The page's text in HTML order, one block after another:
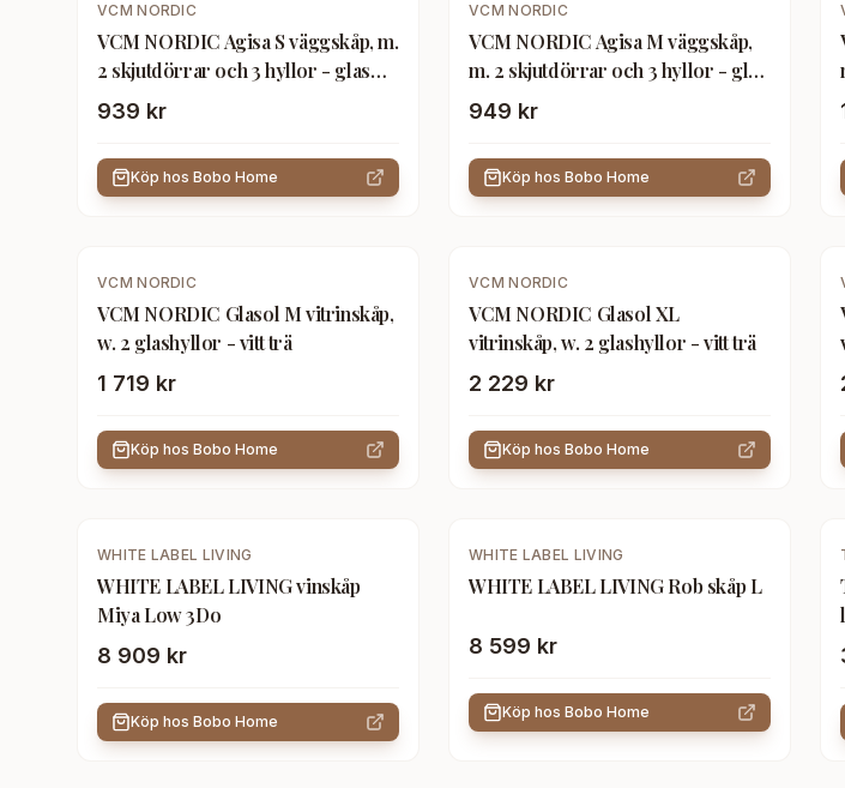
VCM NORDIC
VCM NORDIC Agisa S väggskåp, m.
2 skjutdörrar och 3 hyllor - glas
och vitt trä
939 kr
Köp hos Bobo Home
VCM NORDIC
VCM NORDIC Agisa M väggskåp,
m. 2 skjutdörrar och 3 hyllor - glas
och vitt trä
949 kr
Köp hos Bobo Home
VCM NORDIC
VCM NORDIC Glasol M vitrinskåp,
w. 2 glashyllor - vitt trä
1 719 kr
Köp hos Bobo Home
VCM NORDIC
VCM NORDIC Glasol XL
vitrinskåp, w. 2 glashyllor - vitt trä
2 229 kr
Köp hos Bobo Home
WHITE LABEL LIVING
WHITE LABEL LIVING vinskåp
Miya Low 3Do
8 909 kr
Köp hos Bobo Home
WHITE LABEL LIVING
WHITE LABEL LIVING Rob skåp L
8 599 kr
Köp hos Bobo Home